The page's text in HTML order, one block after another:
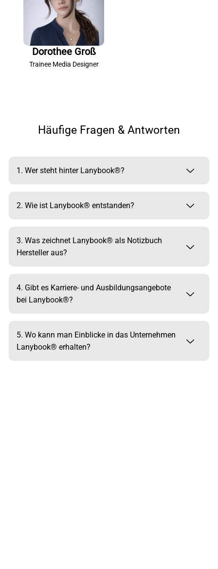
Dorothee Groß
Trainee Media Designer
Häufige Fragen & Antworten
1. Wer steht hinter Lanybook®?
2. Wie ist Lanybook® entstanden?
3. Was zeichnet Lanybook® als Notizbuch
Hersteller aus?
4. Gibt es Karriere- und Ausbildungsangebote
bei Lanybook®?
5. Wo kann man Einblicke in das Unternehmen
Lanybook® erhalten?